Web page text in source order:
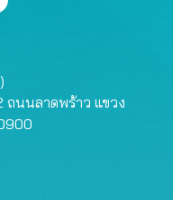
ถนนลาดพร้าว แขวง